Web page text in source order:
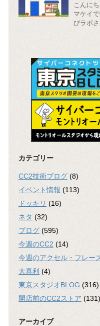
こんに
マケイ
びラボ
カテゴリー
CC2技術ブログ (8)
イベント情報 (113)
ドッキリ (16)
ネタ (32)
ブログ (595)
今週のCC2 (14)
今週のアクセル・フレー
大喜利 (4)
東京スタジオBLOG (316)
開店前のCC2ストア (131)
アーカイブ